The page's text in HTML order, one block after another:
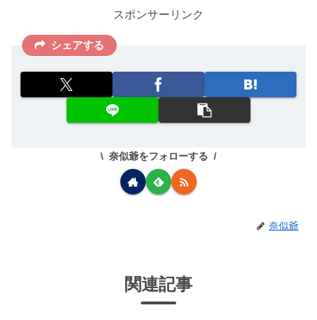
スポンサーリンク
シェアする
奈似爺をフォローする
奈似爺
関連記事